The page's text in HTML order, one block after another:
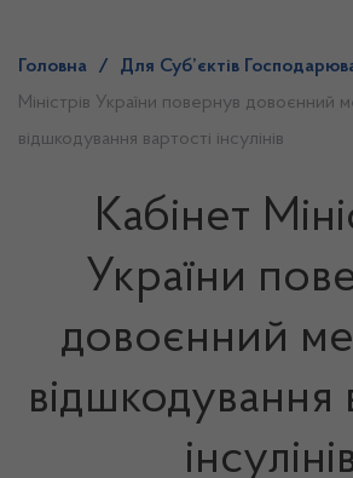
Головна / Для Суб’єктів
Міністрів України повернув довоєнний
відшкодування вартості інсулінів
Кабінет
України
довоєнний
відшкодування